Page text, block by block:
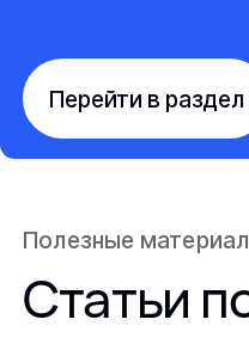
Перейти в раздел
Полезные
Статьи